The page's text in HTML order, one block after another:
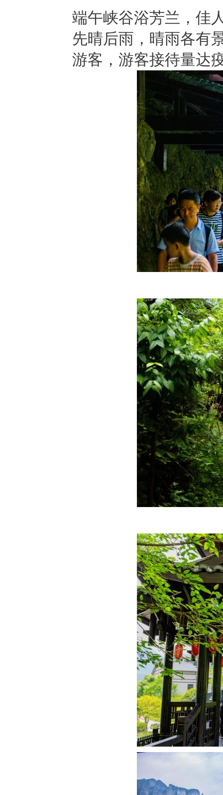
端午峡谷浴芳兰，佳
先晴后雨，晴雨各有
游客，游客接待量达